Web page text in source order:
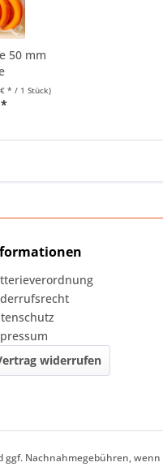
50 mm
* / 1 Stück)
widerrufen
ggf. Nachnahmegebühren,